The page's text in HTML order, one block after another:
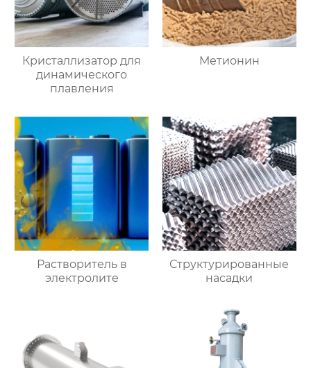
Кристаллизатор для
динамического
плавления
Метионин
Растворитель в
электролите
Структурированные
насадки